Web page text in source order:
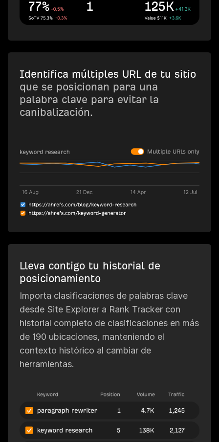
Identifica múltiples URL de tu sitio
que se posicionan para una
palabra clave para evitar la
canibalización.
Lleva contigo tu historial de
posicionamiento
Importa clasificaciones de palabras clave
desde Site Explorer a Rank Tracker con
historial completo de clasificaciones en más
de 190 ubicaciones, manteniendo el
contexto histórico al cambiar de
herramientas.